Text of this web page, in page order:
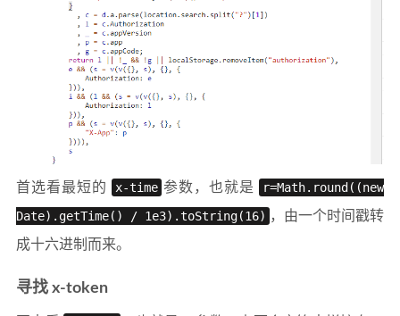
首选看最短的 x-time 参数，也就是
r=Math.round((new
Date).getTime() / 1e3).toString(16) ，由一个时间戳转
成十六进制而来。
寻找 x-token